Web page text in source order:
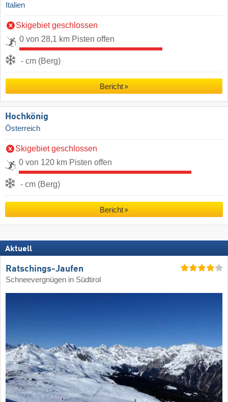
Italien
Skigebiet geschlossen
0 von 28,1 km Pisten offen
- cm (Berg)
Bericht
Hochkönig
Österreich
Skigebiet geschlossen
0 von 120 km Pisten offen
- cm (Berg)
Bericht
Aktuell
Ratschings-Jaufen
Schneevergnügen in Südtirol